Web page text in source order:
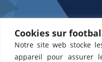
Cookies sur
Notre site web stocke
appareil pour assurer